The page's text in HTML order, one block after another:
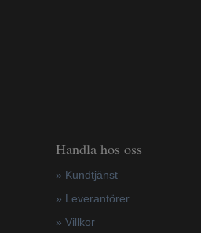
Handla hos oss
» Kundtjänst
» Leverantörer
» Villkor